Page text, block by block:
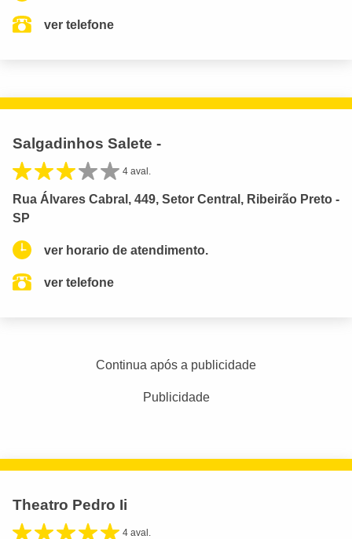
ver telefone
Salgadinhos Salete -
4 aval.
Rua Álvares Cabral, 449, Setor Central, Ribeirão Preto -
SP
ver horario de atendimento.
ver telefone
Continua após a publicidade
Publicidade
Theatro Pedro Ii
4 aval.